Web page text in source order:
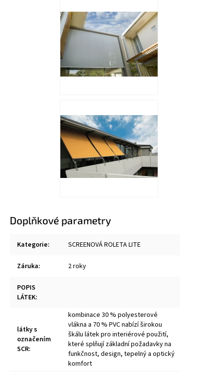
Doplňkové parametry
Kategorie: SCREENOVÁ ROLETA LITE
Záruka: 2 roky
POPIS
LÁTEK:
látky s
označením
SCR:
kombinace 30 % polyesterové
vlákna a 70 % PVC nabízí širokou
škálu látek pro interiérové použití,
které splňují základní požadavky na
funkčnost, design, tepelný a optický
komfort